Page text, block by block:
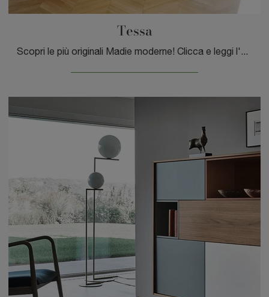
Tessa
Scopri le più originali Madie moderne! Clicca e leggi l'articolo: madia Tessa in vetro, soluzione bella e funzionale.